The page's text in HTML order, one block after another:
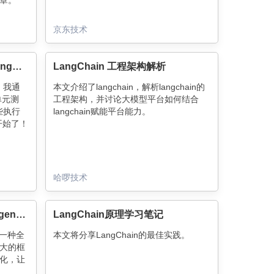
京东技术
直观易用的大模型开发框架LangChain，你会了没？
我通
测
执行
了！
LangChain 工程架构解析
本文介绍了langchain，解析langchain的
工程架构，并讨论大模型平台如何结合
langchain赋能平台能力。
哈啰技术
深入浅出LangChain与智能Agent：构建下一代AI助手
种全
的框
，让
LangChain原理学习笔记
本文将分享LangChain的最佳实践。